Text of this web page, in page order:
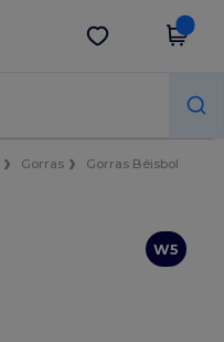
Descargar app
Gorras
Gorras Béisbol
W5